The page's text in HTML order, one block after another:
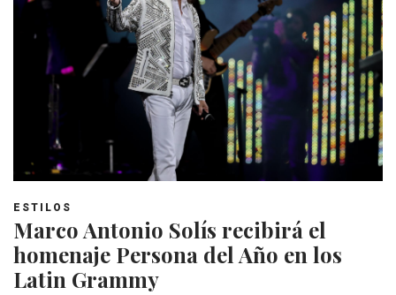
ESTILOS
Marco Antonio Solís recibirá el
homenaje Persona del Año en los
Latin Grammy